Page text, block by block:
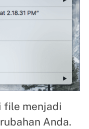
file menjadi
Anda.